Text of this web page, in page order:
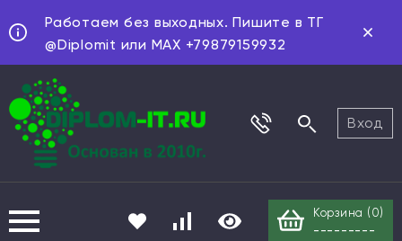
Работаем без выходных. Пишите в ТГ
@Diplomit или MAX +79879159932
Вход
Корзина ( 0)
---------